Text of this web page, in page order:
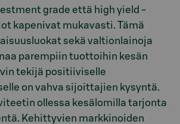
grade että high yield -
kapenivat mukavasti. Tämä
sekä valtionlainoja
parempiin tuottoihin kesän
tekijä positiiviselle
on vahva sijoittajien kysyntä.
ollessa kesälomilla tarjonta
Kehittyvien markkinoiden